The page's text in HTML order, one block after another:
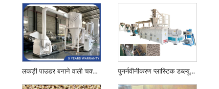
लकड़ी पाउडर बनाने वाली चक्की मशीन पुनर्नवीनीकरण प्लास्टिक डब्ल्यूपीसी गोली मशीन